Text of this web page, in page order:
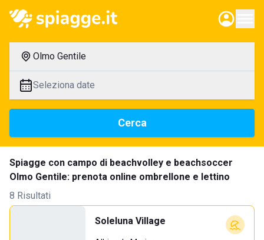
Olmo Gentile
Seleziona date
Cerca
Spiagge con campo di beachvolley e beachsoccer
Olmo Gentile: prenota online ombrellone e lettino
8 Risultati
Soleluna Village